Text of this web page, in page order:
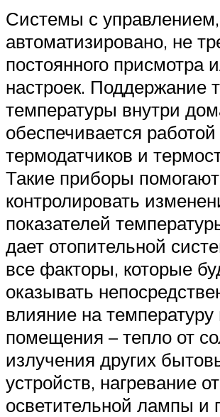
Системы с управлением,
автоматизировано, не
постоянного присмотра
настроек. Поддержание
температуры внутри
обеспечивается работой
термодатчиков и
Такие приборы
контролировать
показателей
дает отопительной
все факторы, которые
оказывать
влияние на температуру
помещения – тепло от
излучения других
устройств, нагревание от
осветительной лампы и